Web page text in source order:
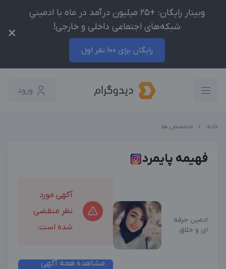
وبینار رایگان: +25 میلیون درآمد در ماه با ادمینیِ
شبکه‌های اجتماعی داخلی و خارجی!
رایگان برای 100 نفر اول
×
ورود
خانه متخصص ها
فهیمه پایمرد
ادمین حرفه
ای و خلاق
آگهی مورد
نظر منقضی
شده است.
مشاهده همه آگهی